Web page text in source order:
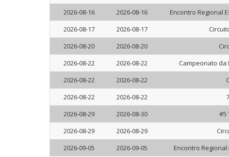
2026-08-16
2026-08-16 Encontro Regional
2026-08-17
2026-08-17
2026-08-20
2026-08-20
2026-08-22
2026-08-22 Campeonato da
2026-08-22
2026-08-22
2026-08-22
2026-08-22
2026-08-29
2026-08-30 #5
2026-08-29
2026-08-29
2026-09-05
2026-09-05 Encontro Regional